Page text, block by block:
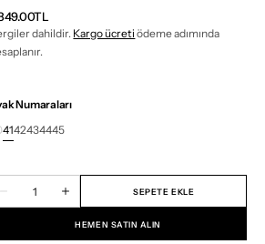
dahildir. Kargo ücreti ödeme adımında
Numaraları
41Varyant
mevcut
42Varyant
mevcut
43Varyant
mevcut
44Varyant
mevcut
45Varyant
mevcut
Air
Nike
Air
More
SEPETE EKLE
HEMEN SATIN ALIN